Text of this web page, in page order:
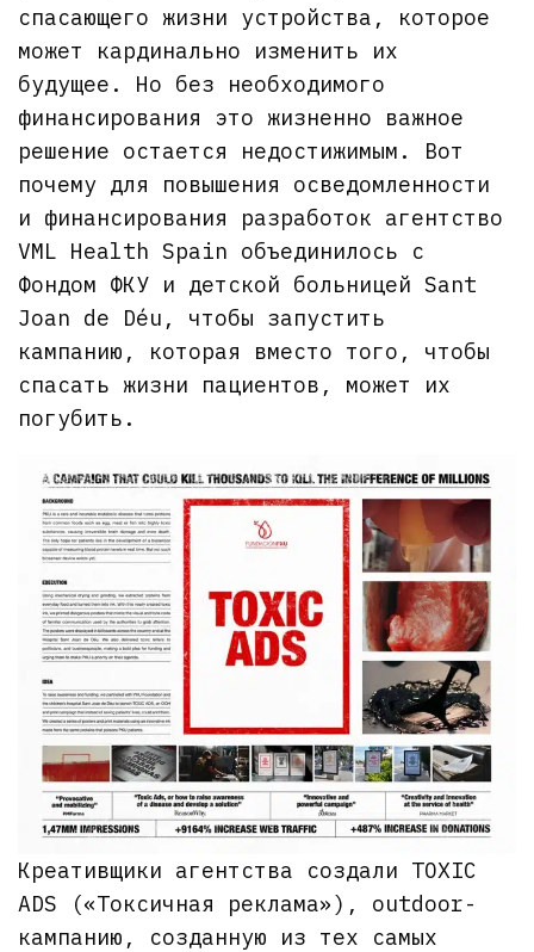
спасающего жизни устройства, которое
может кардинально изменить их
будущее. Но без необходимого
финансирования это жизненно важное
решение остается недостижимым. Вот
почему для повышения осведомленности
и финансирования разработок агентство
VML Health Spain объединилось с
Фондом ФКУ и детской больницей Sant
Joan de Déu, чтобы запустить
кампанию, которая вместо того, чтобы
спасать жизни пациентов, может их
погубить.
Креативщики агентства создали TOXIC
ADS («Токсичная реклама»), outdoor-
кампанию, созданную из тех самых